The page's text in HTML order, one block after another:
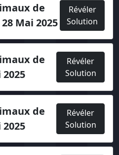
de
Mai 2025
Révéler
Solution
de
Révéler
Solution
de
Révéler
Solution